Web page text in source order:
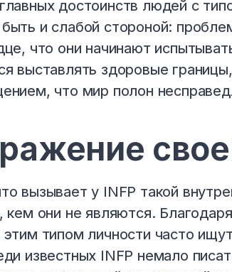
достоинств людей с
и слабой стороной:
что они начинают
выставлять здоровые
что мир полон
вызывает у INFP такой
кем они не являются.
типом личности часто
известных INFP немало